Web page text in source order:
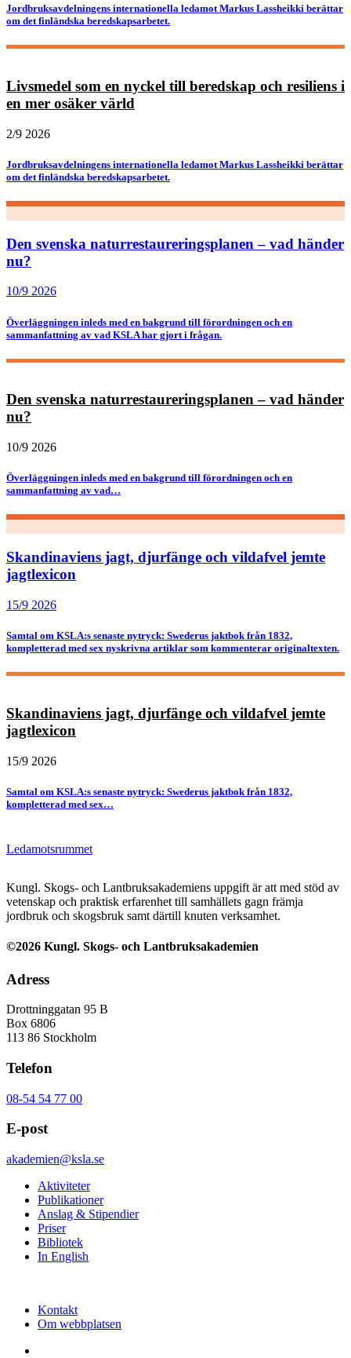
Jordbruksavdelningens internationella ledamot Markus Lassheikki berättar
om det finländska beredskapsarbetet.
Livsmedel som en nyckel till beredskap och resiliens i
en mer osäker värld
2/9 2026
Jordbruksavdelningens internationella ledamot Markus Lassheikki berättar
om det finländska beredskapsarbetet.
Den svenska naturrestaureringsplanen – vad händer
nu?
10/9 2026
Överläggningen inleds med en bakgrund till förordningen och en
sammanfattning av vad KSLA har gjort i frågan.
Den svenska naturrestaureringsplanen – vad händer
nu?
10/9 2026
Överläggningen inleds med en bakgrund till förordningen och en
sammanfattning av vad…
Skandinaviens jagt, djurfänge och vildafvel jemte
jagtlexicon
15/9 2026
Samtal om KSLA:s senaste nytryck: Swederus jaktbok från 1832,
kompletterad med sex nyskrivna artiklar som kommenterar originaltexten.
Skandinaviens jagt, djurfänge och vildafvel jemte
jagtlexicon
15/9 2026
Samtal om KSLA:s senaste nytryck: Swederus jaktbok från 1832,
kompletterad med sex…
Ledamotsrummet
Kungl. Skogs- och Lantbruksakademiens uppgift är att med stöd av
vetenskap och praktisk erfarenhet till samhällets gagn främja
jordbruk och skogsbruk samt därtill knuten verksamhet.
©2026 Kungl. Skogs- och Lantbruksakademien
Adress
Drottninggatan 95 B
Box 6806
113 86 Stockholm
Telefon
08-54 54 77 00
E-post
akademien@ksla.se
Aktiviteter
Publikationer
Anslag & Stipendier
Priser
Bibliotek
In English
Kontakt
Om webbplatsen